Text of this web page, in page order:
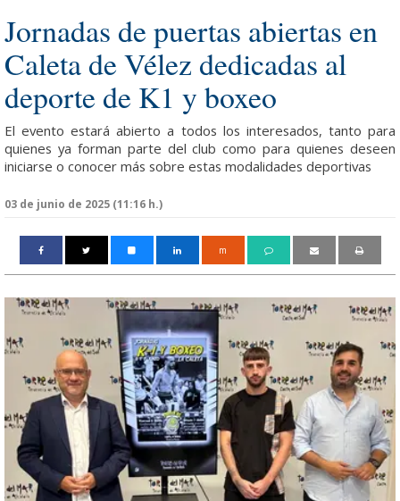
Jornadas de puertas abiertas en
Caleta de Vélez dedicadas al
deporte de K1 y boxeo
El evento estará abierto a todos los interesados, tanto para
quienes ya forman parte del club como para quienes deseen
iniciarse o conocer más sobre estas modalidades deportivas
03 de junio de 2025 (11:16 h.)
m